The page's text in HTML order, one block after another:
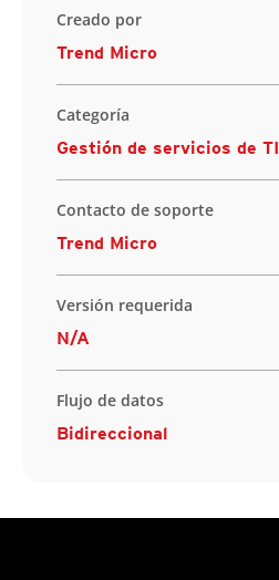
Creado por
Trend Micro
Categoría
Gestión de servicios de TI
Contacto de soporte
Trend Micro
Versión requerida
N/A
Flujo de datos
Bidireccional